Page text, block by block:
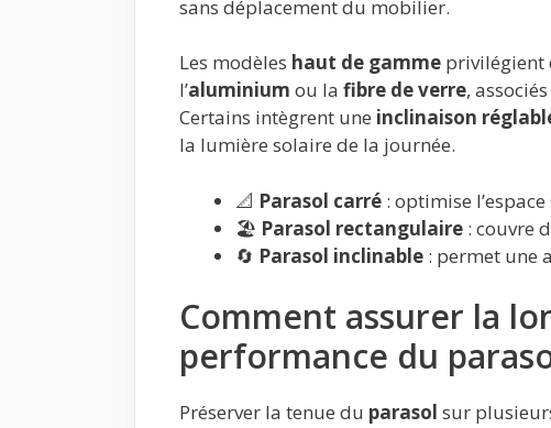
sans déplacement du mobilier.
Les modèles haut de gamme privilégient
l’aluminium ou la fibre de verre,
Certains intègrent une inclinaison
la lumière solaire de la journée.
📐 Parasol carré : optimise
🏖️ Parasol rectangulaire : couvre
🔄 Parasol inclinable : permet une
Comment assurer la
performance du
Préserver la tenue du parasol sur